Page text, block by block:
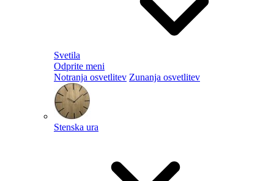
Svetila
Odprite meni
Notranja osvetlitev Zunanja osvetlitev
Stenska ura